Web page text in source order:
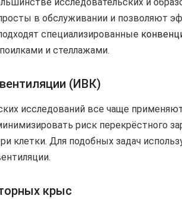
в обслуживании и позволяют
специализированные
и стеллажами.
(ИВК)
исследований все чаще
риск перекрёстного
клетки. Для подобных задач
крыс